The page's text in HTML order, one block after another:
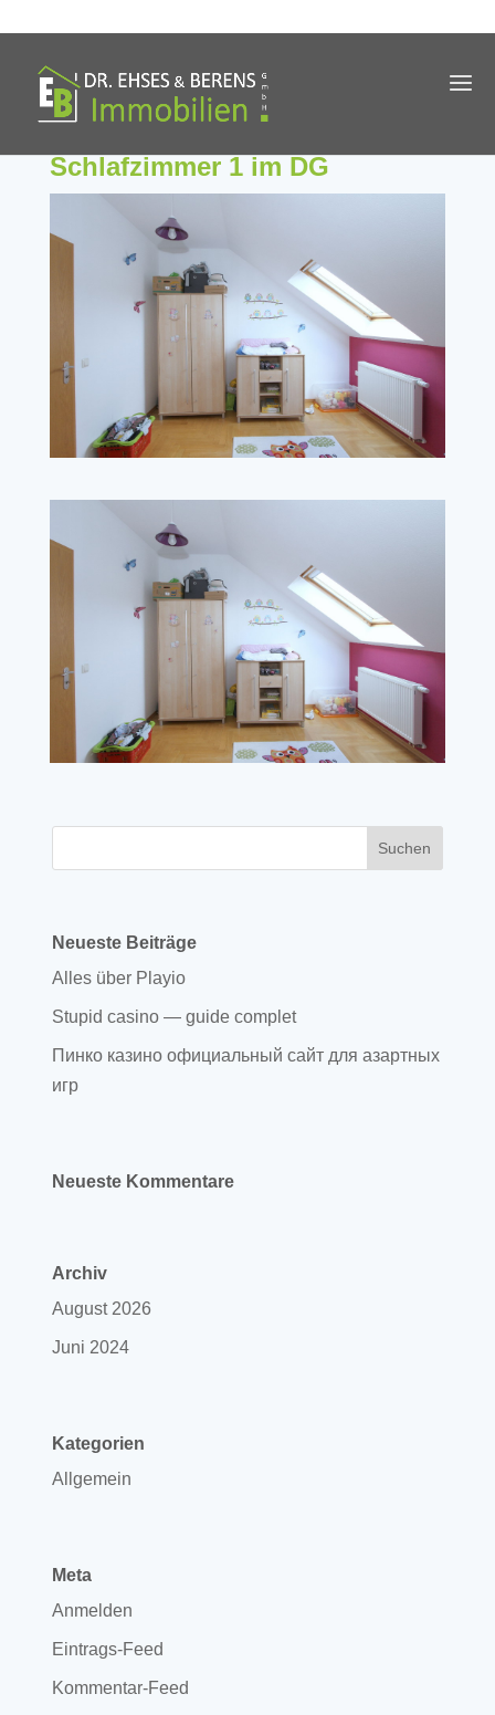
Schlafzimmer 1 im DG
Neueste Beiträge
Alles über Playio
Stupid casino — guide complet
Пинко казино официальный сайт для азартных
игр
Neueste Kommentare
Archiv
August 2026
Juni 2024
Kategorien
Allgemein
Meta
Anmelden
Eintrags-Feed
Kommentar-Feed